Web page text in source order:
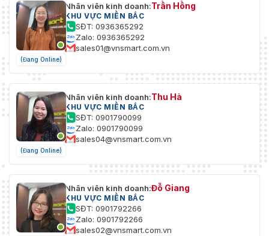
(Đang Online)
Nhân viên kinh doanh:Trần Hồng
KHU VỰC MIỀN BẮC
SĐT: 0936365292
Zalo: 0936365292
sales01@vnsmart.com.vn
(Đang Online)
Nhân viên kinh doanh:Thu Hà
KHU VỰC MIỀN BẮC
SĐT: 0901790099
Zalo: 0901790099
sales04@vnsmart.com.vn
Nhân viên kinh doanh:Đỗ Giang
KHU VỰC MIỀN BẮC
SĐT: 0901792266
Zalo: 0901792266
sales02@vnsmart.com.vn